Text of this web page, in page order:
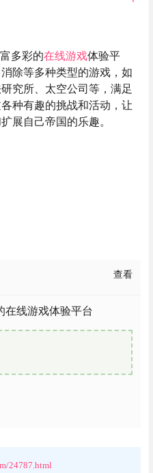
多彩的在线游戏体验平
除等多种类型的游戏，如
究所、太空公司等，满足
种有趣的挑战和活动，让
展自己帝国的乐趣。
查看
在线游戏体验平台
24787.html